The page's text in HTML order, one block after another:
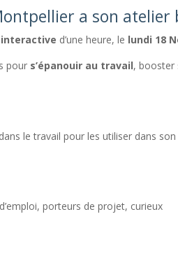
a son
d’une heure, le lundi 18
pour s’épanouir au travail, booster
le travail pour les utiliser dans
porteurs de projet, curieux